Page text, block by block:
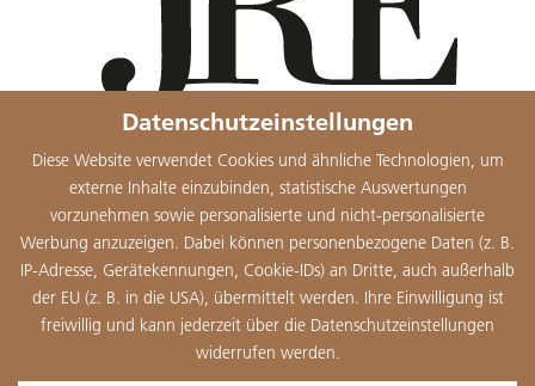
Datenschutzeinstellungen
Diese Website verwendet Cookies und ähnliche Technologien, um
externe Inhalte einzubinden, statistische Auswertungen
vorzunehmen sowie personalisierte und nicht-personalisierte
Werbung anzuzeigen. Dabei können personenbezogene Daten (z. B.
IP-Adresse, Gerätekennungen, Cookie-IDs) an Dritte, auch außerhalb
der EU (z. B. in die USA), übermittelt werden. Ihre Einwilligung ist
freiwillig und kann jederzeit über die Datenschutzeinstellungen
widerrufen werden.